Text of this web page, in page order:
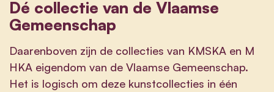
Dé collectie van de Vlaamse
Gemeenschap
Daarenboven zijn de collecties van KMSKA en M
HKA eigendom van de Vlaamse Gemeenschap.
Het is logisch om deze kunstcollecties in één